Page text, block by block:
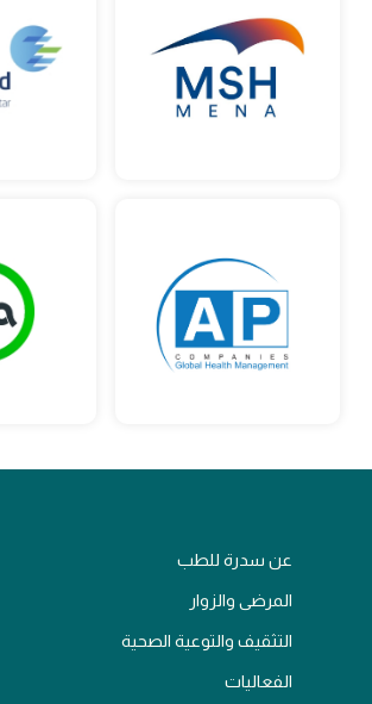
عن سدرة للطب
المرضى والزوار
التثقيف والتوعية الصحية
الفعاليات